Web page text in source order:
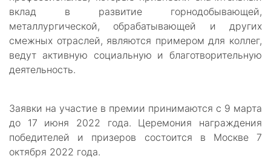
вклад в развитие горнодобывающей,
металлургической, обрабатывающей и других
смежных отраслей, являются примером для коллег,
ведут активную социальную и благотворительную
деятельность.
Заявки на участие в премии принимаются с 9 марта
до 17 июня 2022 года. Церемония награждения
победителей и призеров состоится в Москве 7
октября 2022 года.